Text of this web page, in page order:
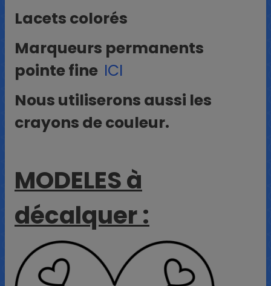
Lacets colorés
Marqueurs permanents
pointe fine ICI
Nous utiliserons aussi les
crayons de couleur.
MODELES à
décalquer :